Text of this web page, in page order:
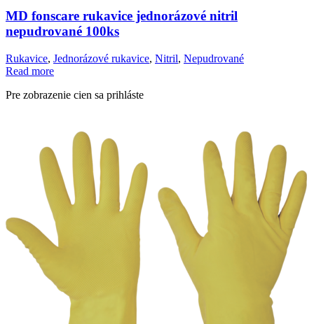
MD fonscare rukavice jednorázové nitril
nepudrované 100ks
Rukavice, Jednorázové rukavice, Nitril, Nepudrované
Read more
Pre zobrazenie cien sa prihláste